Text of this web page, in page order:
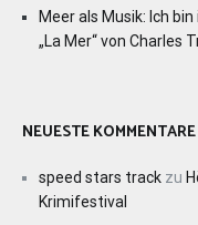
Meer als Musik: Ich
„La Mer“ von Charles
NEUESTE KOMMENTARE
speed stars track zu
Krimifestival